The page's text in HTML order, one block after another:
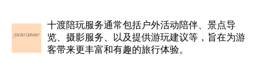
十渡陪玩服务通常包括户外活动陪伴、景点导
览、摄影服务、以及提供游玩建议等，旨在为游
客带来更丰富和有趣的旅行体验。